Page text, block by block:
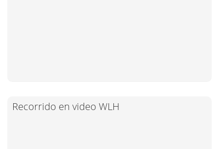
Recorrido en video WLH